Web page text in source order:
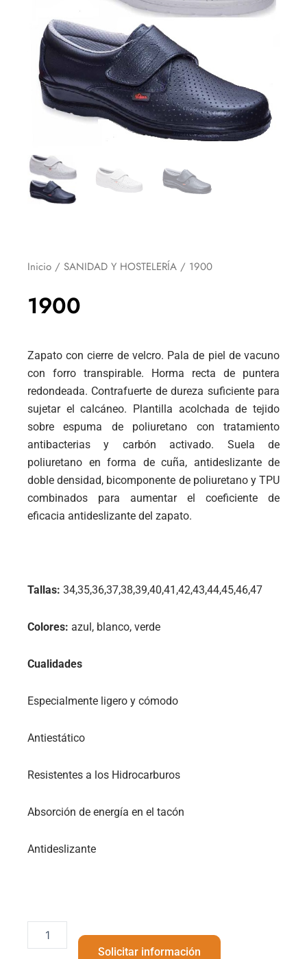
Inicio / SANIDAD Y HOSTELERÍA / 1900
1900
Zapato con cierre de velcro. Pala de piel de vacuno
con forro transpirable. Horma recta de puntera
redondeada. Contrafuerte de dureza suficiente para
sujetar el calcáneo. Plantilla acolchada de tejido
sobre espuma de poliuretano con tratamiento
antibacterias y carbón activado. Suela de
poliuretano en forma de cuña, antideslizante de
doble densidad, bicomponente de poliuretano y TPU
combinados para aumentar el coeficiente de
eficacia antideslizante del zapato.
Tallas: 34,35,36,37,38,39,40,41,42,43,44,45,46,47
Colores: azul, blanco, verde
Cualidades
Especialmente ligero y cómodo
Antiestático
Resistentes a los Hidrocarburos
Absorción de energía en el tacón
Antideslizante
cantidad
Solicitar información